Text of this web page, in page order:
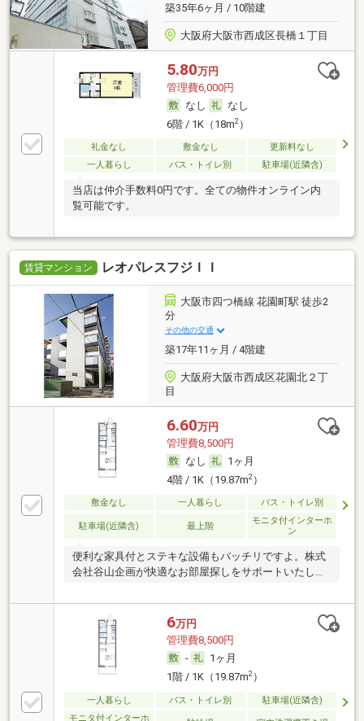
築35年6ヶ月 / 10階建
大阪府大阪市西成区長橋１丁目
5.80万円
管理費6,000円
なし
なし
6階 / 1K（18m2）
礼金なし 敷金なし
更新料なし
一人暮らし
バス・トイレ別 駐車場(近隣含)
当店は仲介手数料0円です。全ての物件オンライン内
覧可能です。
賃貸マンション レオパレスフジＩＩ
大阪市四つ橋線 花園町駅 徒歩2
分
その他の交通
築17年11ヶ月 / 4階建
大阪府大阪市西成区花園北２丁
目
6.60万円
管理費8,500円
なし
1ヶ月
4階 / 1K（19.87m2）
敷金なし 一人暮らし バス・トイレ別
駐車場(近隣含) 最上階
モニタ付インターホ
ン
便利な家具付とステキな設備もバッチリですよ。株式
会社谷山企画が快適なお部屋探しをサポートいたしま
6万円
管理費8,500円
-
1ヶ月
1階 / 1K（19.87m2）
一人暮らし バス・トイレ別
駐車場(近隣含)
モニタ付インターホ